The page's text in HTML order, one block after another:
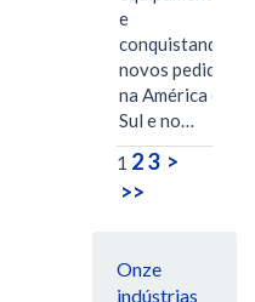
e
conquistando
novos pedidos
na América do
Sul e no…
1 23 >
>>
Onze
indústrias